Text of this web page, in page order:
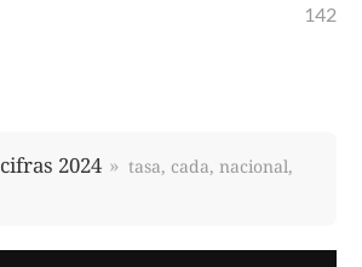
142
cifras 2024
tasa, cada, nacional,